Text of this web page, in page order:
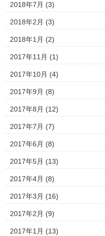
2018年7月 (3)
2018年2月 (3)
2018年1月 (2)
2017年11月 (1)
2017年10月 (4)
2017年9月 (8)
2017年8月 (12)
2017年7月 (7)
2017年6月 (8)
2017年5月 (13)
2017年4月 (8)
2017年3月 (16)
2017年2月 (9)
2017年1月 (13)